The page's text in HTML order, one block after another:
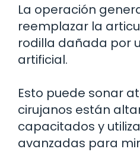
La operación
reemplazar la
rodilla dañada por
artificial.
Esto puede sonar
cirujanos están
capacitados y
avanzadas para